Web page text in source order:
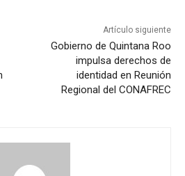
Artículo siguiente
Gobierno de Quintana Roo
impulsa derechos de
identidad en Reunión
Regional del CONAFREC